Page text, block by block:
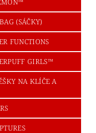
(SÁČKY)
FUNCTIONS
GIRLS™
NA KLÍČE A